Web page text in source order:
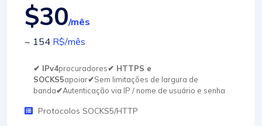
$30/mês
~ 154 R$/mês
✔ IPv4procuradores✔ HTTPS e
SOCKS5apoiar✔Sem limitações de largura de
banda✔Autenticação via IP / nome de usuário e senha
Protocolos SOCKS5/HTTP